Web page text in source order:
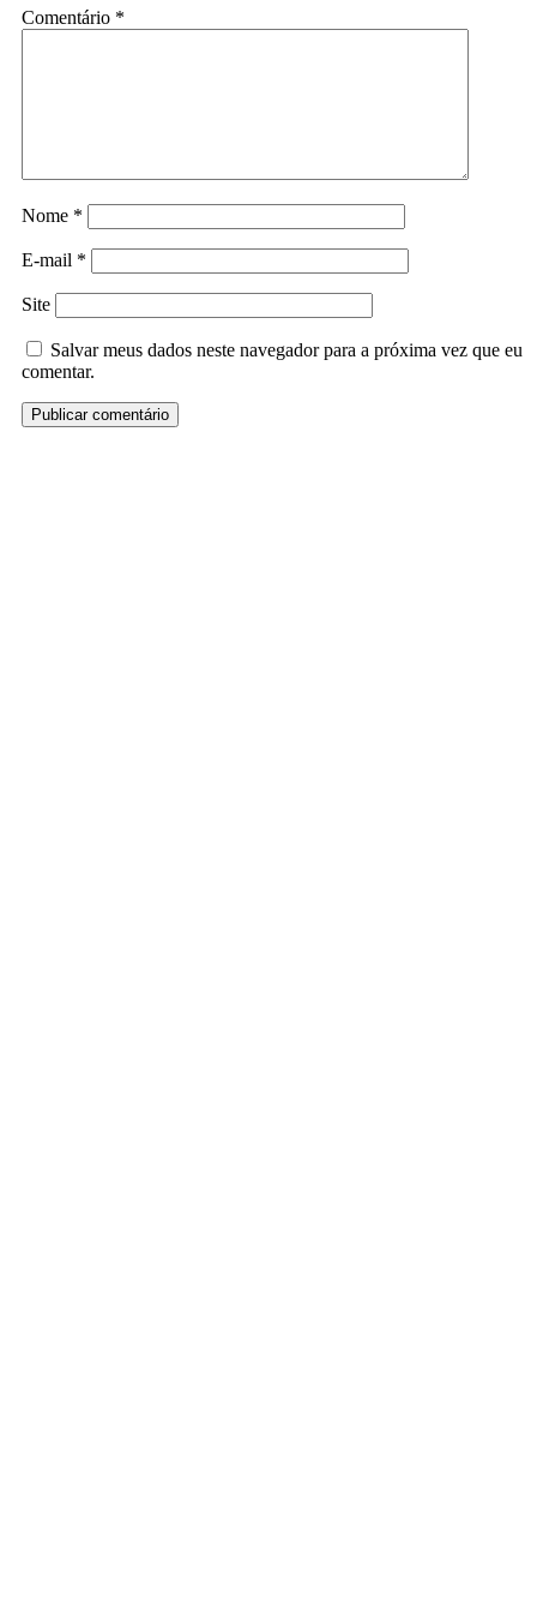
Comentário *
Nome *
E-mail *
Site
Salvar meus dados neste navegador para a próxima vez que eu
comentar.